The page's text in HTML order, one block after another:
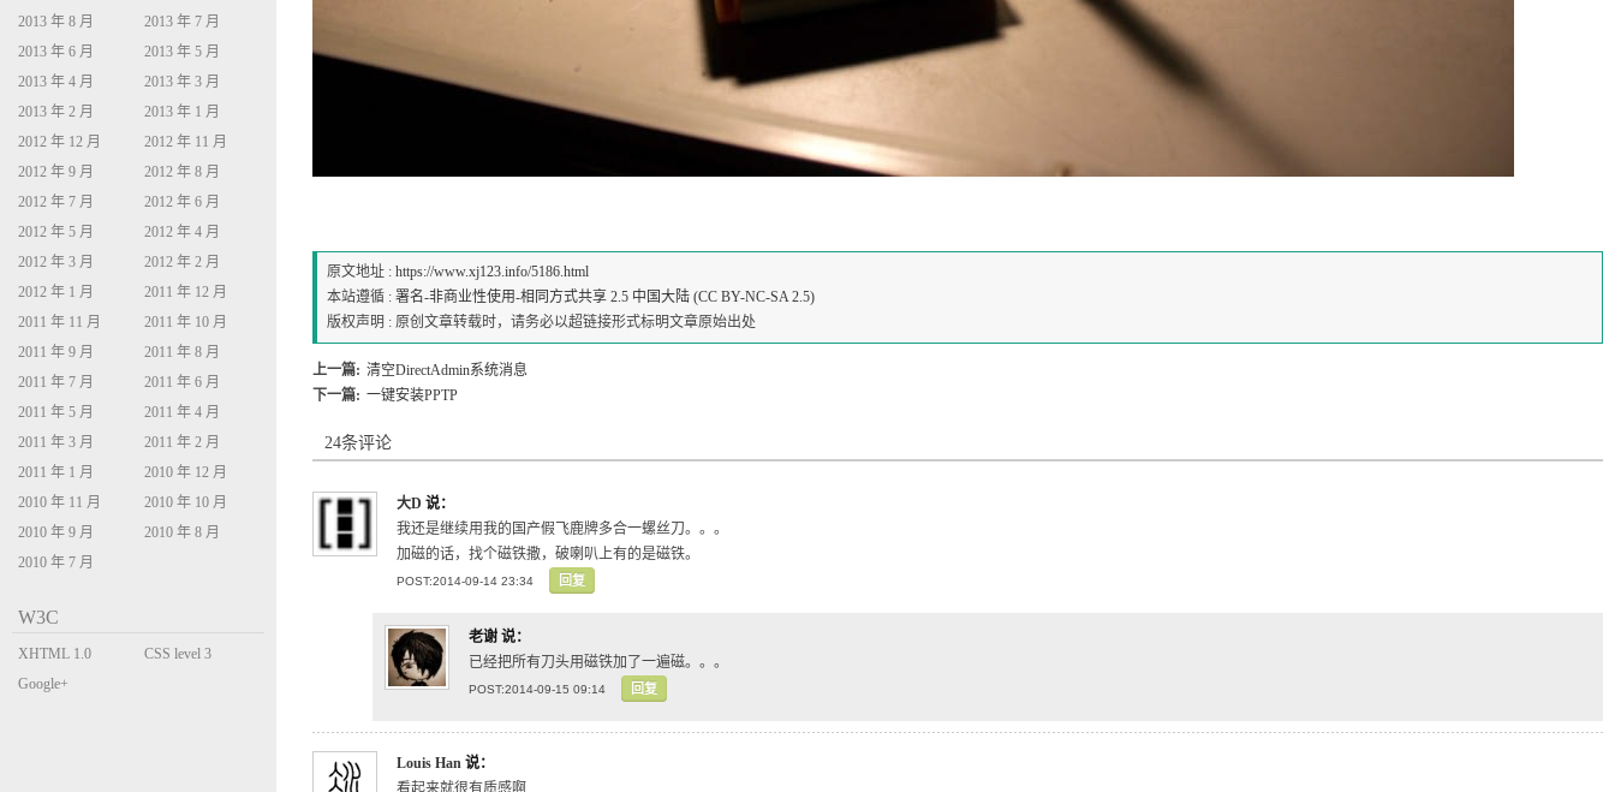
原文地址 :https://www.xj123.info/5186.html
本站遵循 :署名-非商业性使用-相同方式共享 2.5 中国大陆 (CC BY-NC-SA 2.5)
版权声明 : 原创文章转载时，请务必以超链接形式标明文章原始出处
上一篇: 清空DirectAdmin系统消息
下一篇: 一键安装PPTP
24条评论
大D 说：
我还是继续用我的国产假飞鹿牌多合一螺丝刀。。。
加磁的话，找个磁铁撒，破喇叭上有的是磁铁。
POST:2014-09-14 23:34 回复
老谢 说：
已经把所有刀头用磁铁加了一遍磁。。。
POST:2014-09-15 09:14 回复
Louis Han 说：
看起来就很有质感啊
2013 年 8 月
2013 年 7 月
2013 年 6 月
2013 年 5 月
2013 年 4 月
2013 年 3 月
2013 年 2 月
2013 年 1 月
2012 年 12 月
2012 年 11 月
2012 年 9 月
2012 年 8 月
2012 年 7 月
2012 年 6 月
2012 年 5 月
2012 年 4 月
2012 年 3 月
2012 年 2 月
2012 年 1 月
2011 年 12 月
2011 年 11 月
2011 年 10 月
2011 年 9 月
2011 年 8 月
2011 年 7 月
2011 年 6 月
2011 年 5 月
2011 年 4 月
2011 年 3 月
2011 年 2 月
2011 年 1 月
2010 年 12 月
2010 年 11 月
2010 年 10 月
2010 年 9 月
2010 年 8 月
2010 年 7 月
W3C
XHTML 1.0
Transitional
CSS level 3
Google+